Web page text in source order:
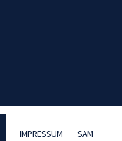
IMPRESSUM SAM